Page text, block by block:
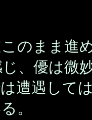
のまま進
、優は微
遭遇して
。